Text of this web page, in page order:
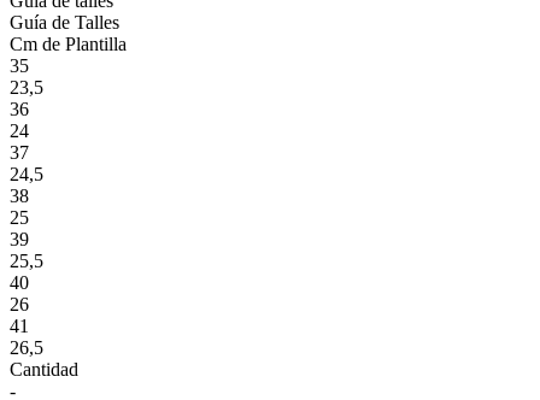
Guía de Talles
Cm de Plantilla
35
23,5
36
24
37
24,5
38
25
39
25,5
40
26
41
26,5
Cantidad
-